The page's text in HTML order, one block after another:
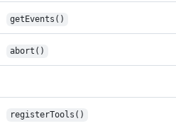
getEvents()
abort()
registerTools()